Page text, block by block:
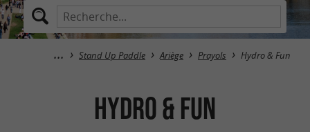
Stand Up Paddle Ariège Prayols Hydro & Fun
Hydro & Fun